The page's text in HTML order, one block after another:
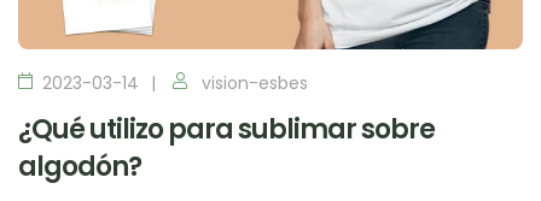
2023-03-14 vision-esbes
¿Qué utilizo para sublimar sobre
algodón?